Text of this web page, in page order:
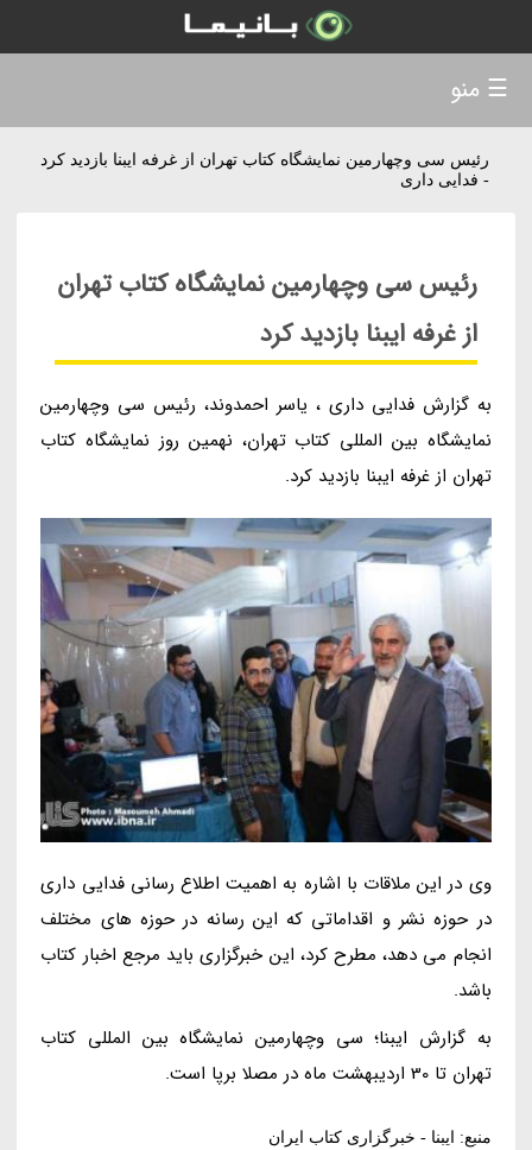
رئیس سی وچهارمین نمایشگاه کتاب تهران از غرفه ایبنا بازدید کرد
- فدایی داری
رئیس سی وچهارمین نمایشگاه کتاب تهران
از غرفه ایبنا بازدید کرد
به گزارش فدایی داری ، یاسر احمدوند، رئیس سی وچهارمین
نمایشگاه بین المللی کتاب تهران، نهمین روز نمایشگاه کتاب
تهران از غرفه ایبنا بازدید کرد.
وی در این ملاقات با اشاره به اهمیت اطلاع رسانی فدایی داری
در حوزه نشر و اقداماتی که این رسانه در حوزه های مختلف
انجام می دهد، مطرح کرد، این خبرگزاری باید مرجع اخبار کتاب
باشد.
به گزارش ایبنا؛ سی وچهارمین نمایشگاه بین المللی کتاب
تهران تا 30 اردیبهشت ماه در مصلا برپا است.
منبع: ایبنا - خبرگزاری کتاب ایران
☰ منو